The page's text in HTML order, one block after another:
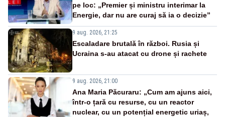
pe loc: „Premier și ministru interimar la
Energie, dar nu are curaj să ia o decizie”
9 aug. 2026, 21:25
Escaladare brutală în război. Rusia și
Ucraina s-au atacat cu drone și rachete
9 aug. 2026, 21:00
Ana Maria Păcuraru: „Cum am ajuns aici,
într-o țară cu resurse, cu un reactor
nuclear, cu un potențial energetic uriaș,